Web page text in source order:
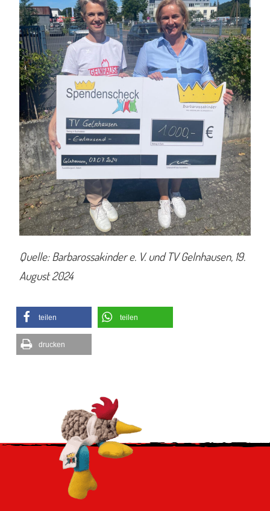
Quelle: Barbarossakinder e. V. und TV Gelnhausen, 19.
August 2024
teilen teilen
drucken